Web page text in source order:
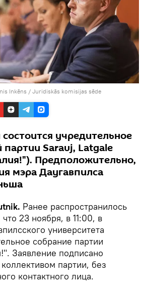
Inkēns / Juridiskās komisijas sēde
учредительное
партии Sarauj, Latgale
Предположительно,
мэра Даугавпилса
Ранее распространилось
23 ноября, в 11:00, в
университета
собрание партии
Заявление подписано
партии, без
контактного лица.